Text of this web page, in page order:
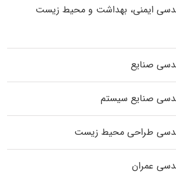
ایمنی، بهداشت و محیط زیست
صنایع
صنایع سیستم
طراحی محیط زیست
عمران